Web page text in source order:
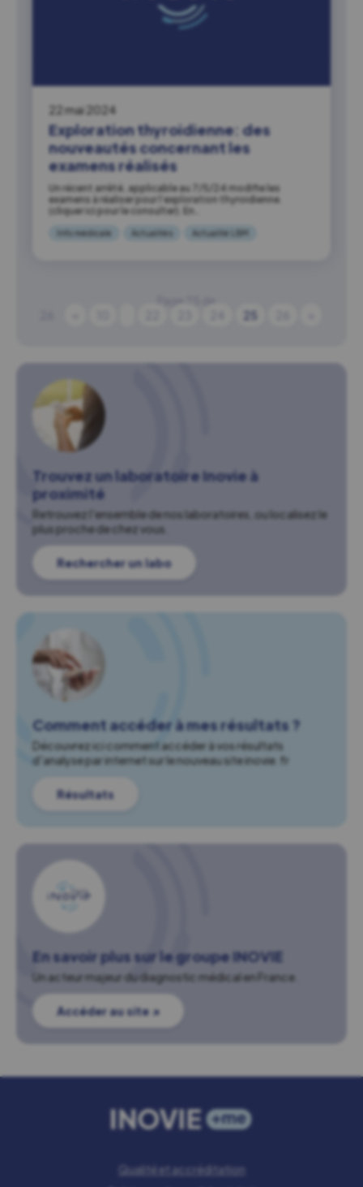
22 mai 2024
Exploration thyroidienne: des
nouveautés concernant les
examens réalisés
Un récent arrêté, applicable au 7/5/24 modifie les
examens à réaliser pour l’exploration thyroidienne.
(cliquer ici pour le consulter). En…
Info médicale Actualités Actualité LBM
Trouvez un laboratoire Inovie à
proximité
Retrouvez l'ensemble de nos laboratoires, ou localisez le
plus proche de chez vous.
Rechercher un labo
Comment accéder à mes résultats ?
Découvrez ici comment accéder à vos résultats
d'analyse par internet sur le nouveau site inovie.fr
Résultats
En savoir plus sur le groupe INOVIE
Un acteur majeur du diagnostic médical en France.
Accéder au site ↗
Qualité et accréditation